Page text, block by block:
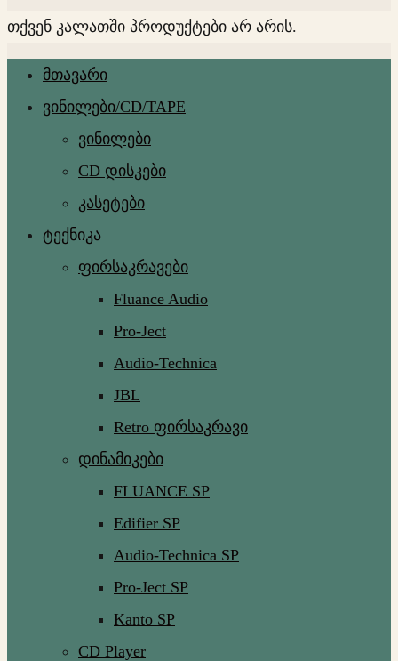
თქვენ კალათში პროდუქტები არ არის.
მთავარი
ვინილები/CD/TAPE
ვინილები
CD დისკები
კასეტები
ტექნიკა
ფირსაკრავები
Fluance Audio
Pro-Ject
Audio-Technica
JBL
Retro ფირსაკრავი
დინამიკები
FLUANCE SP
Edifier SP
Audio-Technica SP
Pro-Ject SP
Kanto SP
CD Player